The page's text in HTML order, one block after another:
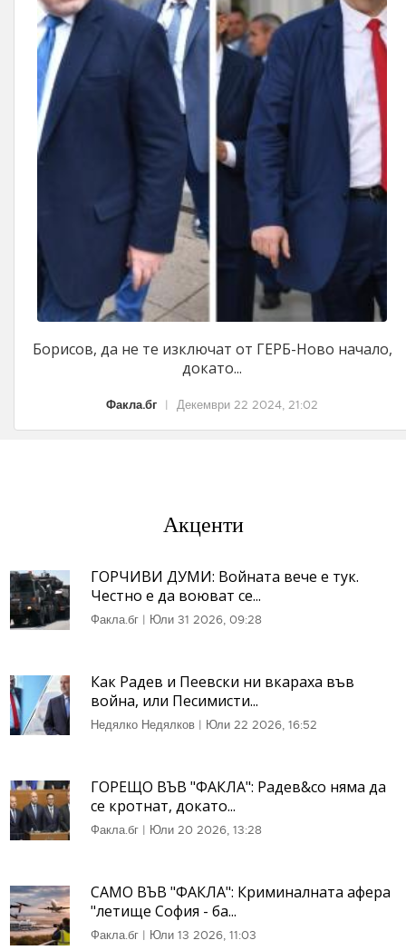
Борисов, да не те изключат от ГЕРБ-Ново начало,
докато...
Факла.бг | Декември 22 2024, 21:02
Акценти
ГОРЧИВИ ДУМИ: Войната вече е тук.
Честно е да воюват се...
Факла.бг | Юли 31 2026, 09:28
Как Радев и Пеевски ни вкараха във
война, или Песимисти...
Недялко Недялков | Юли 22 2026, 16:52
ГОРЕЩО ВЪВ "ФАКЛА": Радев&co няма да
се кротнат, докато...
Факла.бг | Юли 20 2026, 13:28
САМО ВЪВ "ФАКЛА": Криминалната афера
"летище София - ба...
Факла.бг | Юли 13 2026, 11:03